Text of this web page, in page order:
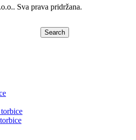
Sva prava pridržana.
Search